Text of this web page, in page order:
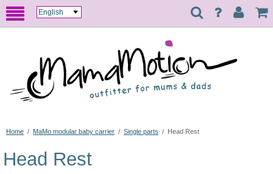
Home / MaMo modular baby carrier / Single parts / Head Rest
Head Rest